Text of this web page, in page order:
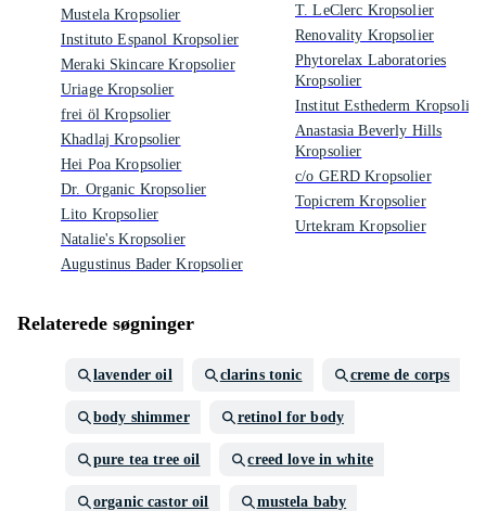
Mustela Kropsolier
Instituto Espanol Kropsolier
Meraki Skincare Kropsolier
Uriage Kropsolier
frei öl Kropsolier
Khadlaj Kropsolier
Hei Poa Kropsolier
Dr. Organic Kropsolier
Lito Kropsolier
Natalie's Kropsolier
Augustinus Bader Kropsolier
T. LeClerc Kropsolier
Renovality Kropsolier
Phytorelax Laboratories
Kropsolier
Institut Esthederm Kropsolier
Anastasia Beverly Hills
Kropsolier
c/o GERD Kropsolier
Topicrem Kropsolier
Urtekram Kropsolier
Relaterede søgninger
lavender oil clarins tonic creme de corps
body shimmer retinol for body
pure tea tree oil creed love in white
organic castor oil mustela baby